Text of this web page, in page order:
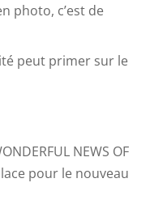
photo, c’est de
peut primer sur le
NEWS OF
pour le nouveau